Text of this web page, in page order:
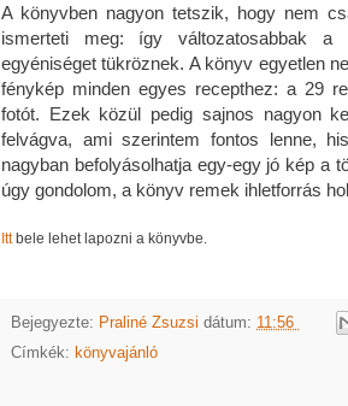
A könyvben nagyon tetszik, hogy nem
ismerteti meg: így változatosabbak a
egyéniséget tükröznek. A könyv egyetlen
fénykép minden egyes recepthez: a 29
fotót. Ezek közül pedig sajnos nagyon
felvágva, ami szerintem fontos lenne,
nagyban befolyásolhatja egy-egy jó kép a
úgy gondolom, a könyv remek ihletforrás
Itt bele lehet lapozni a könyvbe.
Bejegyezte: Praliné Zsuzsi dátum: 11:56
Címkék: könyvajánló